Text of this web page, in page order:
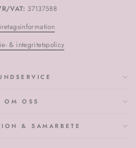
VAT: 37137588
& integritetspolicy
OM OSS
& SAMARBETE